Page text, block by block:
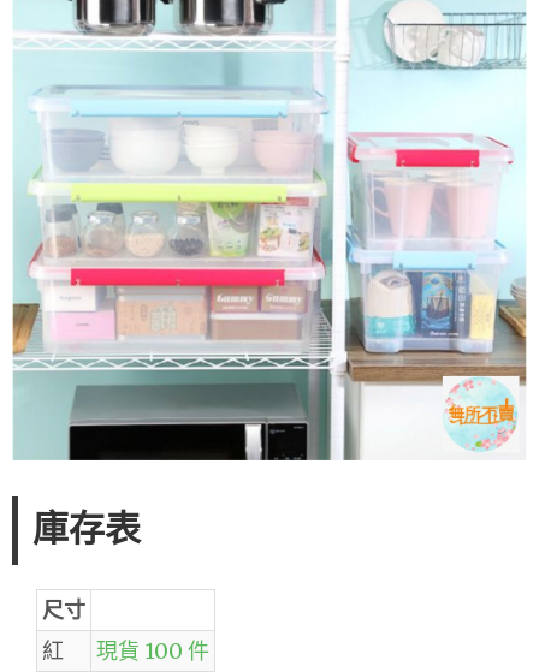
庫存表
尺寸
紅
現貨 100 件